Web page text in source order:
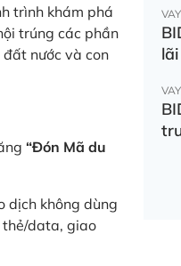
trình khám phá
trúng các phần
nước và con
“Đón Mã du
dịch không dùng
thẻ/data, giao
VAY
VAY